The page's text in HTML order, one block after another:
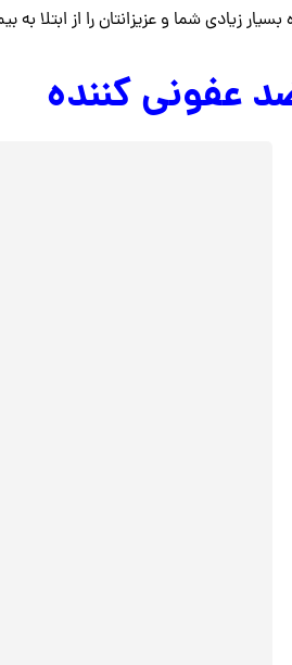
زیادی شما و عزیزانتان را از ابتلا به
عفونی کننده